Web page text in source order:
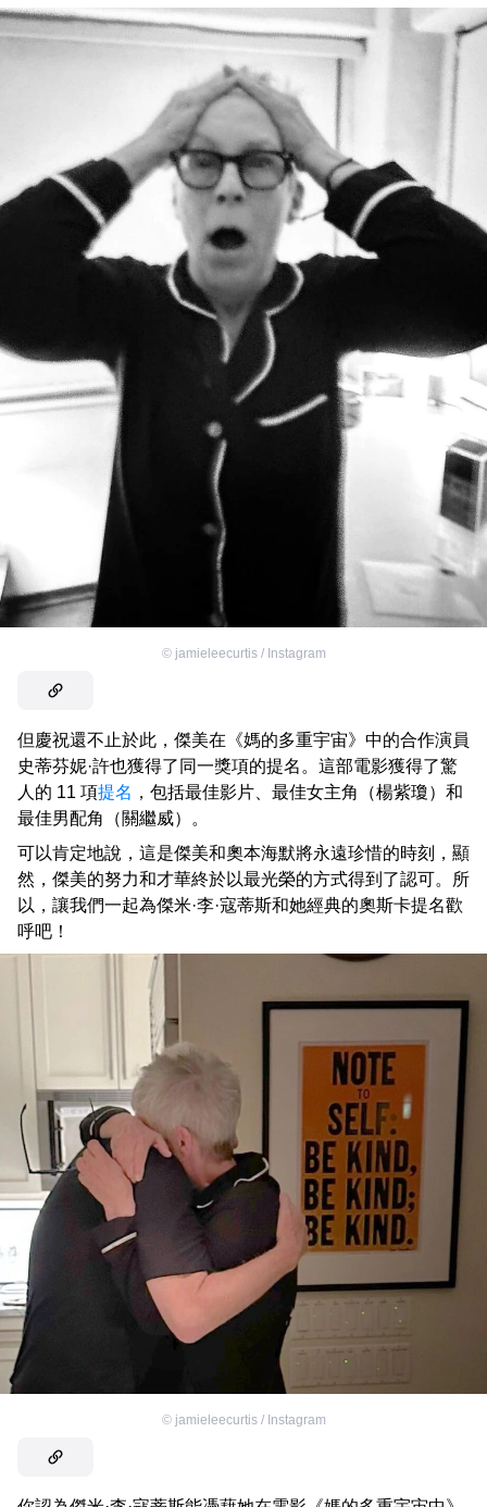
© jamieleecurtis / Instagram
但慶祝還不止於此，傑美在《媽的多重宇宙》中的合作演員
史蒂芬妮·許也獲得了同一獎項的提名。這部電影獲得了驚
人的 11 項提名 ，包括最佳影片、最佳女主角（楊紫瓊）和
最佳男配角（關繼威）。
可以肯定地說，這是傑美和奧本海默將永遠珍惜的時刻，顯
然，傑美的努力和才華終於以最光榮的方式得到了認可。所
以，讓我們一起為傑米·李·寇蒂斯和她經典的奧斯卡提名歡
呼吧！
© jamieleecurtis / Instagram